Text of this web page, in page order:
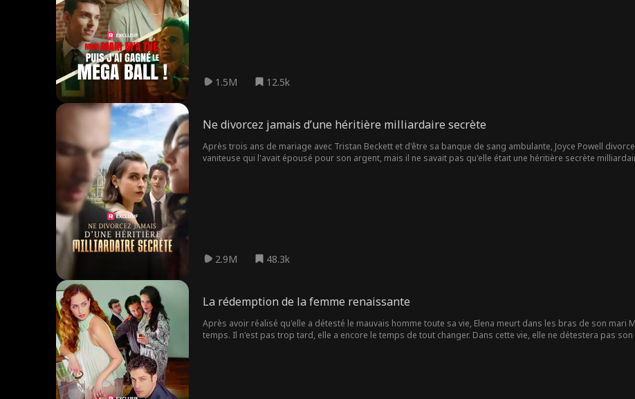
1.5M 12.5k
Ne divorcez jamais d’une héritière milliardaire secrète
Après trois ans de mariage avec Tristan Beckett et d'être sa banque de sang ambulante, Joyce Powell
vaniteuse qui l'avait épousé pour son argent, mais il ne savait pas qu'elle était une héritière secrète
2.9M 48.3k
La rédemption de la femme renaissante
Après avoir réalisé qu'elle a détesté le mauvais homme toute sa vie, Elena meurt dans les bras de son mari
temps. Il n'est pas trop tard, elle a encore le temps de tout changer. Dans cette vie, elle ne détestera pas